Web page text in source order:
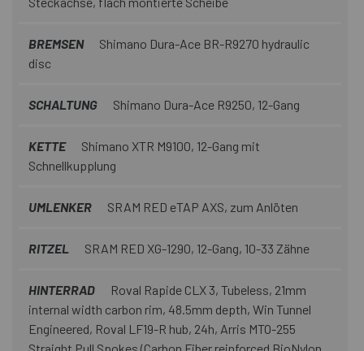
BREMSEN
Shimano Dura-Ace BR-R9270 hydraulic
disc
SCHALTUNG Shimano Dura-Ace R9250, 12-Gang
KETTE
Shimano XTR M9100, 12-Gang mit
Schnellkupplung
UMLENKER SRAM RED eTAP AXS, zum Anlöten
RITZEL SRAM RED XG-1290, 12-Gang, 10-33 Zähne
HINTERRAD
Roval Rapide CLX 3, Tubeless, 21mm
internal width carbon rim, 48.5mm depth, Win Tunnel
Engineered, Roval LF19-R hub, 24h, Arris MTO-255